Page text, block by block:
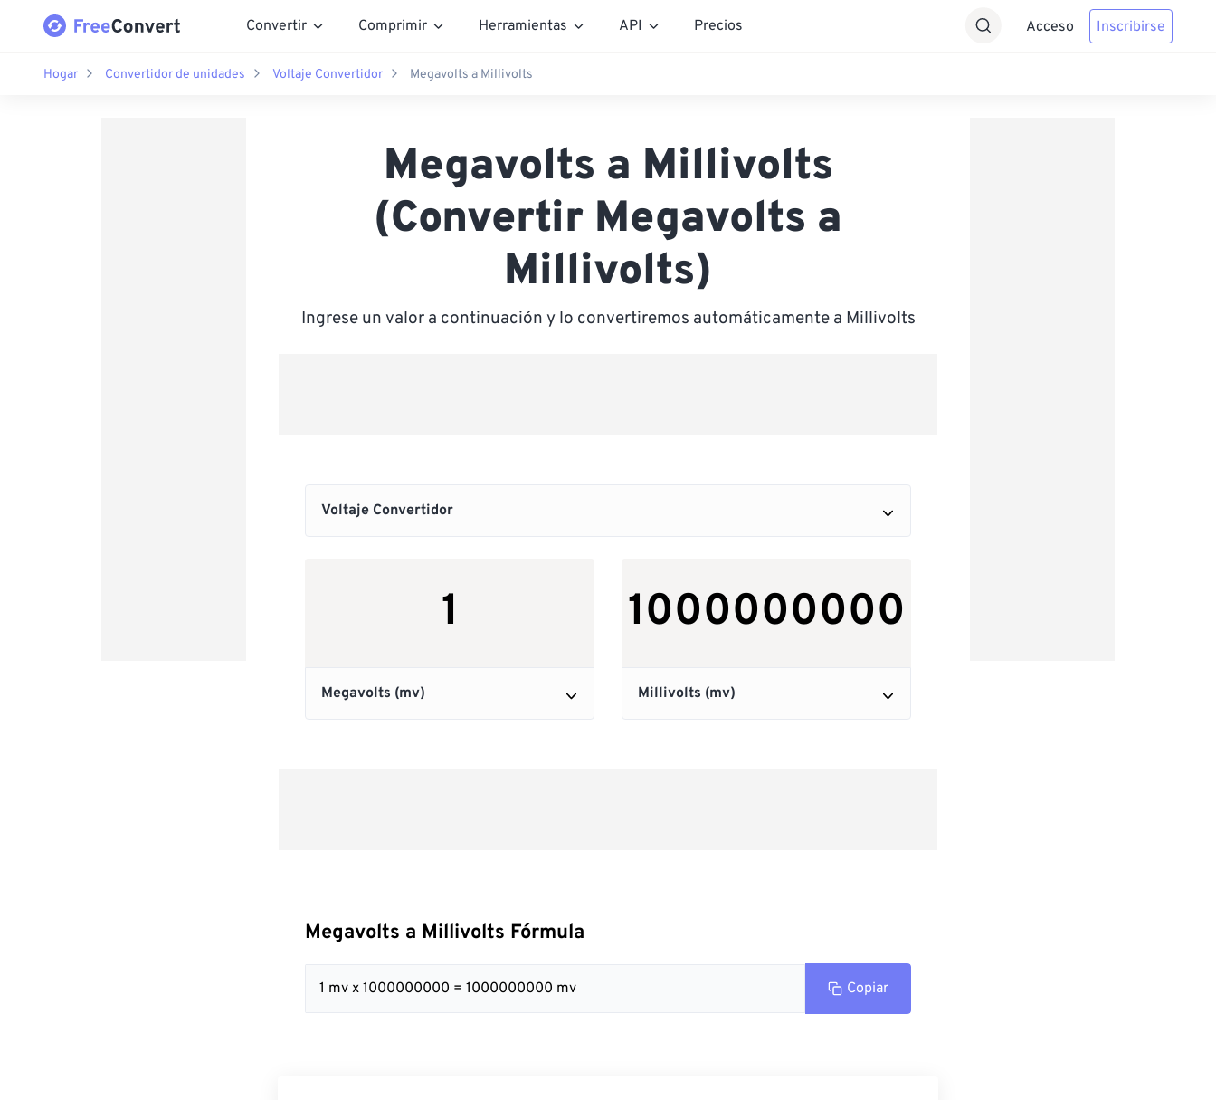
Convertir Comprimir Herramientas API Precios Acceso Inscribirse
Hogar Convertidor de unidades Voltaje Convertidor Megavolts a Millivolts
Megavolts a Millivolts
(Convertir Megavolts a
Millivolts)
Ingrese un valor a continuación y lo convertiremos automáticamente a Millivolts
Megavolts a Millivolts Fórmula
1 mv x 1000000000 = 1000000000 mv Copiar